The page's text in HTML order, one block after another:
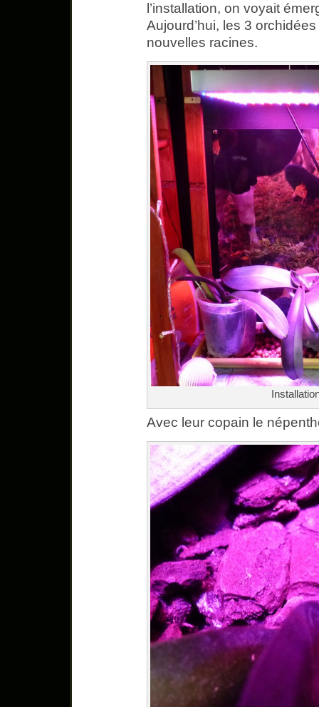
l’installation, on voyait
Aujourd’hui, les 3
nouvelles racines.
Avec leur copain le